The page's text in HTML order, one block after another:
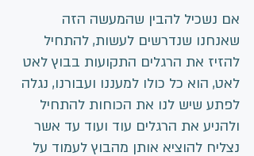
אם נשכיל להבין שהמעשה הזה
שאנחנו שנדרשים לעשות, להתחיל
להזיז את הרגלים התקועות בבוץ לאט
לאט, הוא כל כולו למעננו ועבורנו, נגלה
לפתע שיש לנו את הכוחות להתחיל
ולהניע את הרגלים עוד ועוד עד אשר
נצליח להוציא אותן מהבוץ לעמוד על